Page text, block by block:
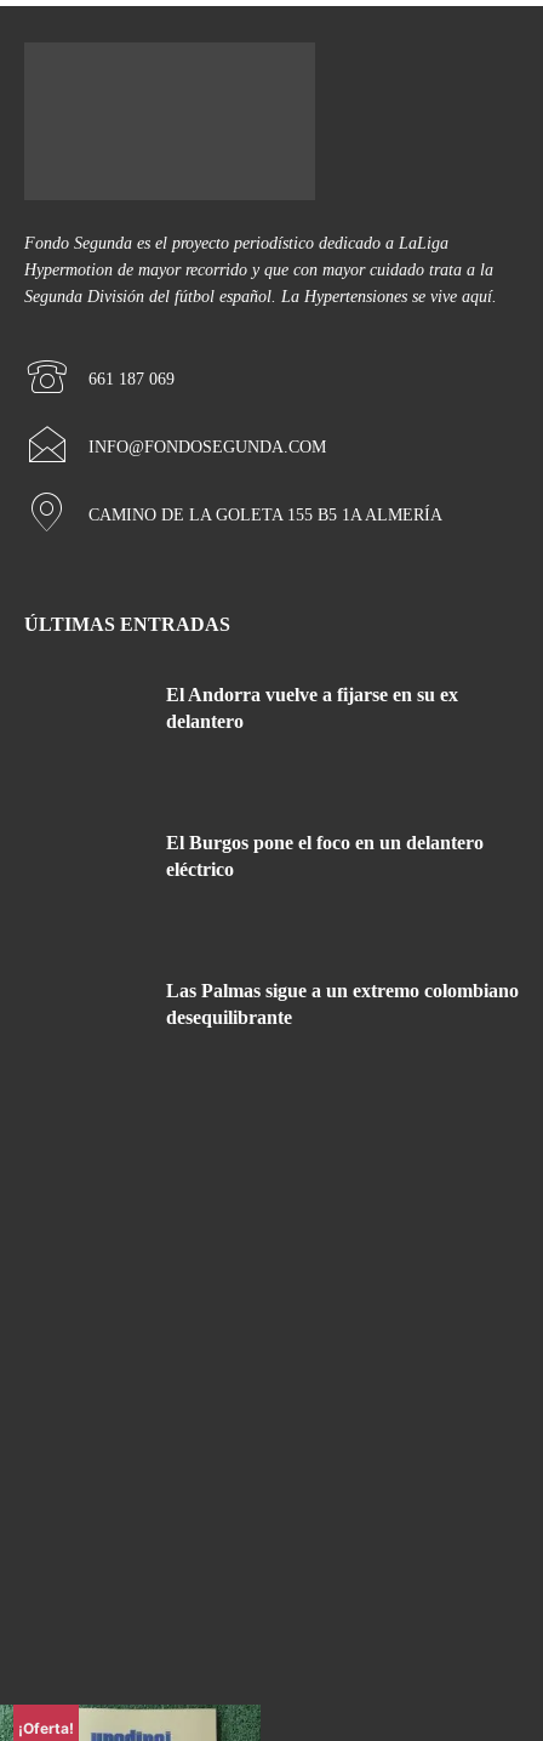
Fondo Segunda es el proyecto periodístico dedicado a LaLiga
Hypermotion de mayor recorrido y que con mayor cuidado trata a la
Segunda División del fútbol español. La Hypertensiones se vive aquí.
661 187 069
INFO@FONDOSEGUNDA.COM
CAMINO DE LA GOLETA 155 B5 1A ALMERÍA
ÚLTIMAS ENTRADAS
El Andorra vuelve a fijarse en su ex
delantero
El Burgos pone el foco en un delantero
eléctrico
Las Palmas sigue a un extremo colombiano
desequilibrante
¡Oferta!